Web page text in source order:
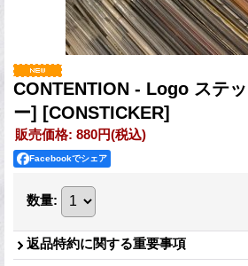
CONTENTION - Logo ステ
ー] [CONSTICKER]
販売価格: 880円(税込)
Facebookでシェア
数量:
返品特約に関する重要事項